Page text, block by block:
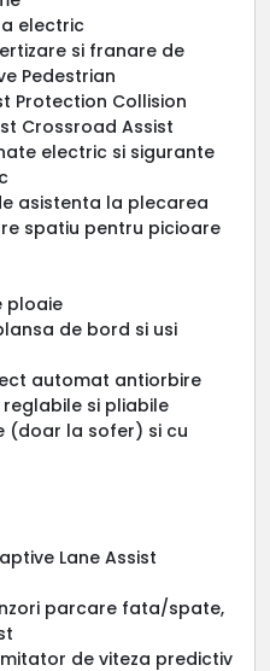
electric
si franare de
Pedestrian
Protection Collision
Crossroad Assist
electric si sigurante
asistenta la plecarea
spatiu pentru picioare
ploaie
de bord si usi
automat antiorbire
si pliabile
(doar la sofer) si cu
Lane Assist
parcare fata/spate,
de viteza predictiv